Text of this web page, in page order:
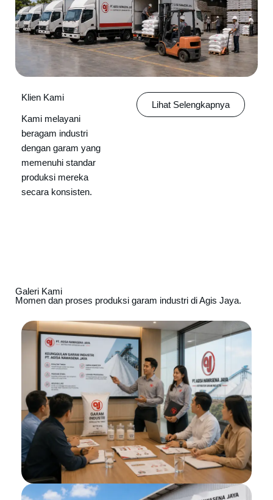
Klien Kami
Kami melayani
beragam industri
dengan garam yang
memenuhi standar
produksi mereka
secara konsisten.
Lihat Selengkapnya
Galeri Kami
Momen dan proses produksi garam industri di Agis Jaya.